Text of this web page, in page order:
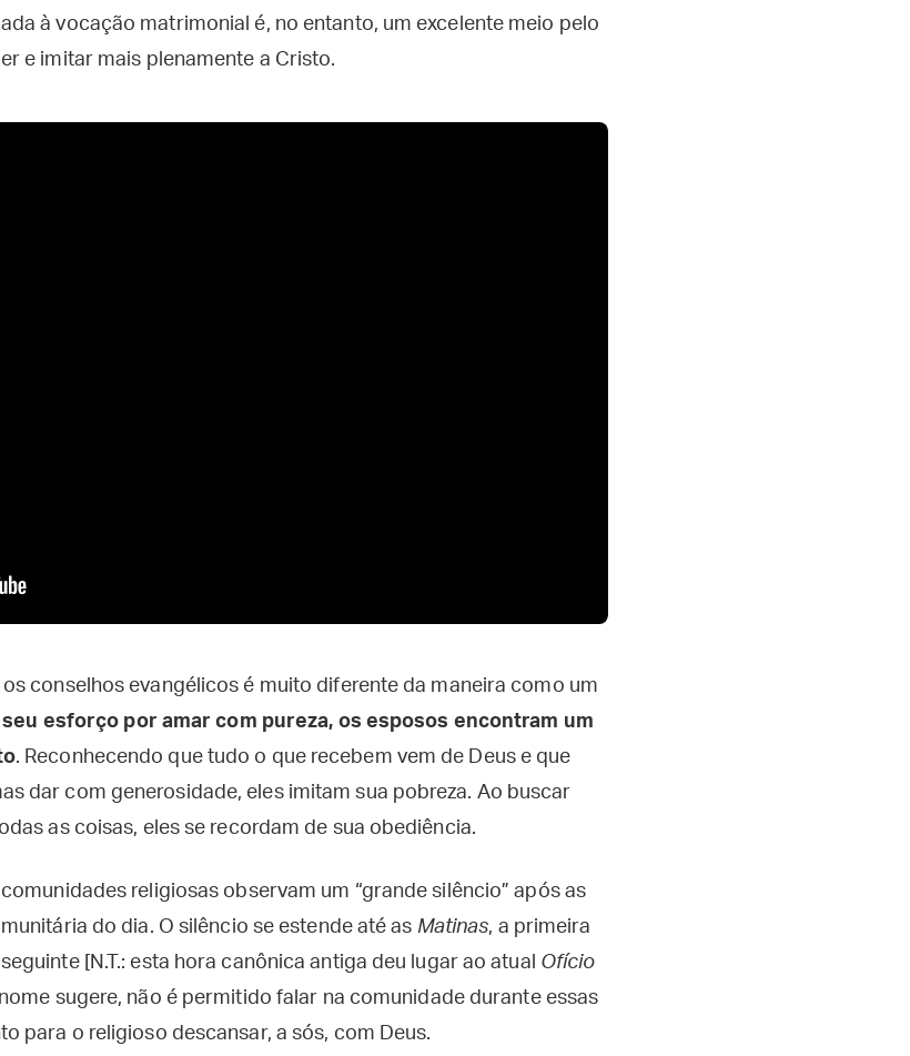
à vocação matrimonial é, no entanto, um excelente meio pelo
e imitar mais plenamente a Cristo.
conselhos evangélicos é muito diferente da maneira como um
seu esforço por amar com pureza, os esposos encontram um
. Reconhecendo que tudo o que recebem vem de Deus e que
dar com generosidade, eles imitam sua pobreza. Ao buscar
as coisas, eles se recordam de sua obediência.
religiosas observam um “grande silêncio” após as
do dia. O silêncio se estende até as Matinas, a primeira
[N.T.: esta hora canônica antiga deu lugar ao atual Ofício
sugere, não é permitido falar na comunidade durante essas
para o religioso descansar, a sós, com Deus.